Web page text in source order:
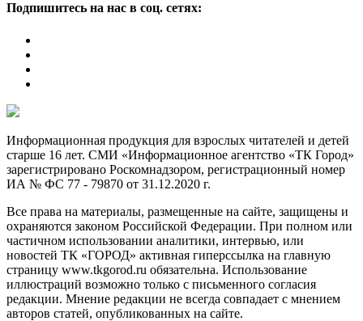
Подпишитесь на нас в соц. сетях:
Информационная продукция для взрослых читателей и детей
старше 16 лет. СМИ «Информационное агентство «ТК Город»
зарегистрировано Роскомнадзором, регистрационный номер
ИА № ФС 77 - 79870 от 31.12.2020 г.
Все права на материалы, размещенные на сайте, защищены и
охраняются законом Российской Федерации. При полном или
частичном использовании аналитики, интервью, или
новостей ТК «ГОРОД» активная гиперссылка на главную
страницу www.tkgorod.ru обязательна. Использование
иллюстраций возможно только с письменного согласия
редакции. Мнение редакции не всегда совпадает с мнением
авторов статей, опубликованных на сайте.